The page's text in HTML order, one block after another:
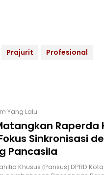
Prajurit Profesional
Yang Lalu
Raperda
Sinkronisasi
Pancasila
Khusus (Pansus) DPRD